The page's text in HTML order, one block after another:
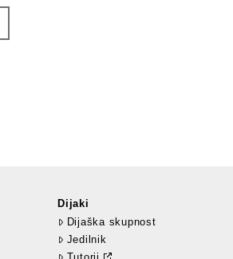
Dijaki
Dijaška skupnost
Jedilnik
Tutorji